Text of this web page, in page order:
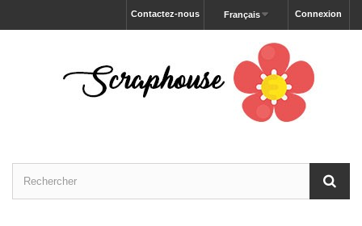
Connexion
Français
Contactez-nous